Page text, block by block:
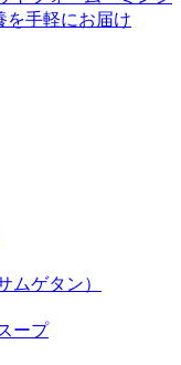
ムゲタン）
ープ